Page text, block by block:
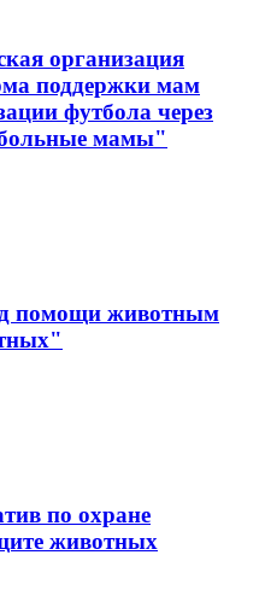
организация
поддержки мам
футбола через
мамы"
помощи животным
по охране
животных